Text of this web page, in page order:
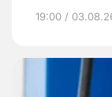
19:00 /